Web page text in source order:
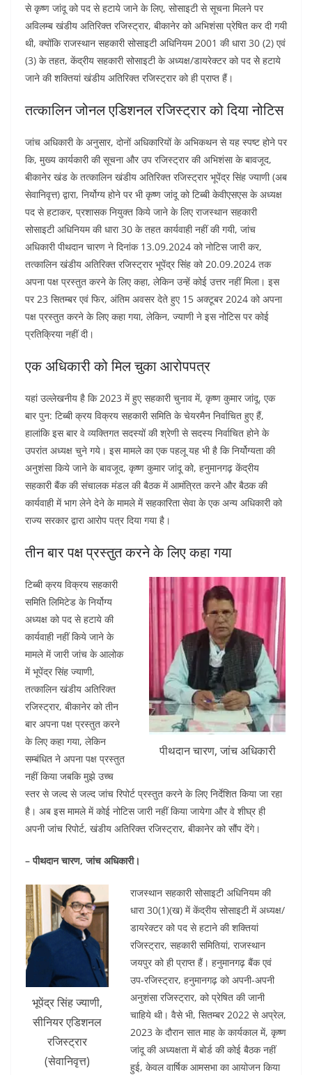
से कृष्ण जांदू को पद से हटाये जाने के लिए, सोसाइटी से सूचना मिलने पर
अविलम्ब खंडीय अतिरिक्त रजिस्ट्रार, बीकानेर को अभिशंसा प्रेषित कर दी गयी
थी, क्योंकि राजस्थान सहकारी सोसाइटी अधिनियम 2001 की धारा 30 (2) एवं
(3) के तहत, केंद्रीय सहकारी सोसाइटी के अध्यक्ष/डायरेक्टर को पद सेे हटाये
जाने की शक्तियां खंडीय अतिरिक्त रजिस्ट्रार को ही प्राप्त हैं।
तत्कालिन जोनल एडिशनल रजिस्ट्रार को दिया नोटिस
जांच अधिकारी के अनुसार, दोनों अधिकारियों के अभिकथन से यह स्पष्ट होने पर
कि, मुख्य कार्यकारी की सूचना और उप रजिस्ट्रार की अभिशंसा के बावजूद,
बीकानेर खंड के तत्कालिन खंडीय अतिरिक्त रजिस्ट्रार भूपेंद्र सिंह ज्याणी (अब
सेवानिवृत्त) द्वारा, निर्योग्य होने पर भी कृष्ण जांदू को टिब्बी केवीएसएस के अध्यक्ष
पद से हटाकर, प्रशासक नियुक्त किये जाने के लिए राजस्थान सहकारी
सोसाइटी अधिनियम की धारा 30 के तहत कार्यवाही नहीं की गयी, जांच
अधिकारी पीथदान चारण ने दिनांक 13.09.2024 को नोटिस जारी कर,
तत्कालिन खंडीय अतिरिक्त रजिस्ट्रार भूपेंद्र सिंह को 20.09.2024 तक
अपना पक्ष प्रस्तुत करने के लिए कहा, लेकिन उन्हें कोई उत्तर नहीं मिला। इस
पर 23 सितम्बर एवं फिर, अंतिम अवसर देते हुए 15 अक्टूबर 2024 को अपना
पक्ष प्रस्तुत करने के लिए कहा गया, लेकिन, ज्याणी ने इस नोटिस पर कोई
प्रतिक्रिया नहीं दी।
एक अधिकारी को मिल चुका आरोपपत्र
यहां उल्लेखनीय है कि 2023 में हुए सहकारी चुनाव में, कृष्ण कुमार जांदू, एक
बार पुन: टिब्बी क्रय विक्रय सहकारी समिति के चेयरमैन निर्वाचित हुए हैं,
हालांकि इस बार वे व्यक्तिगत सदस्यों की श्रेणी से सदस्य निर्वाचित होने के
उपरांत अध्यक्ष चुने गये। इस मामले का एक पहलू यह भी है कि निर्योग्यता की
अनुशंसा किये जाने के बावजूद, कृष्ण कुमार जांदू को, हनुमानगढ़ केंद्रीय
सहकारी बैंक की संचालक मंडल की बैठक में आमंत्रित करने और बैठक की
कार्यवाही में भाग लेने देने के मामले में सहकारिता सेवा के एक अन्य अधिकारी को
राज्य सरकार द्वारा आरोप पत्र दिया गया है।
तीन बार पक्ष प्रस्तुत करने के लिए कहा गया
पीथदान चारण, जांच अधिकारी
टिब्बी क्रय विक्रय सहकारी
समिति लिमिटेड के निर्योग्य
अध्यक्ष को पद से हटाये की
कार्यवाही नहीं किये जाने के
मामले में जारी जांच के आलोक
में भूपेंद्र सिंह ज्याणी,
तत्कालिन खंडीय अतिरिक्त
रजिस्ट्रार, बीकानेर को तीन
बार अपना पक्ष प्रस्तुत करने
के लिए कहा गया, लेकिन
सम्बंधित ने अपना पक्ष प्रस्तुत
नहीं किया जबकि मुझे उच्च
स्तर से जल्द से जल्द जांच रिपोर्ट प्रस्तुत करने के लिए निर्देशित किया जा रहा
है। अब इस मामले में कोई नोटिस जारी नहीं किया जायेगा और वे शीघ्र ही
अपनी जांच रिपोर्ट, खंडीय अतिरिक्त रजिस्ट्रार, बीकानेर को सौंप देंगे।
– पीथदान चारण, जांच अधिकारी।
भूपेंद्र सिंह ज्याणी,
सीनियर एडिशनल
रजिस्ट्रार
(सेवानिवृत्त)
राजस्थान सहकारी सोसाइटी अधिनियम की
धारा 30(1)(ख) में केंद्रीय सोसाइटी में अध्यक्ष/
डायरेक्टर को पद से हटाने की शक्तियां
रजिस्ट्रार, सहकारी समितियां, राजस्थान
जयपुर को ही प्राप्त हैं। हनुमानगढ़ बैंक एवं
उप-रजिस्ट्रार, हनुमानगढ़ को अपनी-अपनी
अनुशंसा रजिस्ट्रार, को प्रेषित की जानी
चाहिये थी। वैसे भी, सितम्बर 2022 से अप्रेल,
2023 के दौरान सात माह के कार्यकाल में, कृष्ण
जांदू की अध्यक्षता में बोर्ड की कोई बैठक नहीं
हुई, केवल वार्षिक आमसभा का आयोजन किया